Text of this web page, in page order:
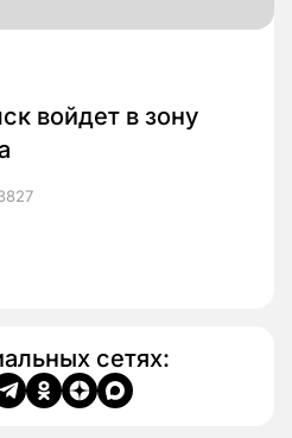
войдет в зону
сетях: